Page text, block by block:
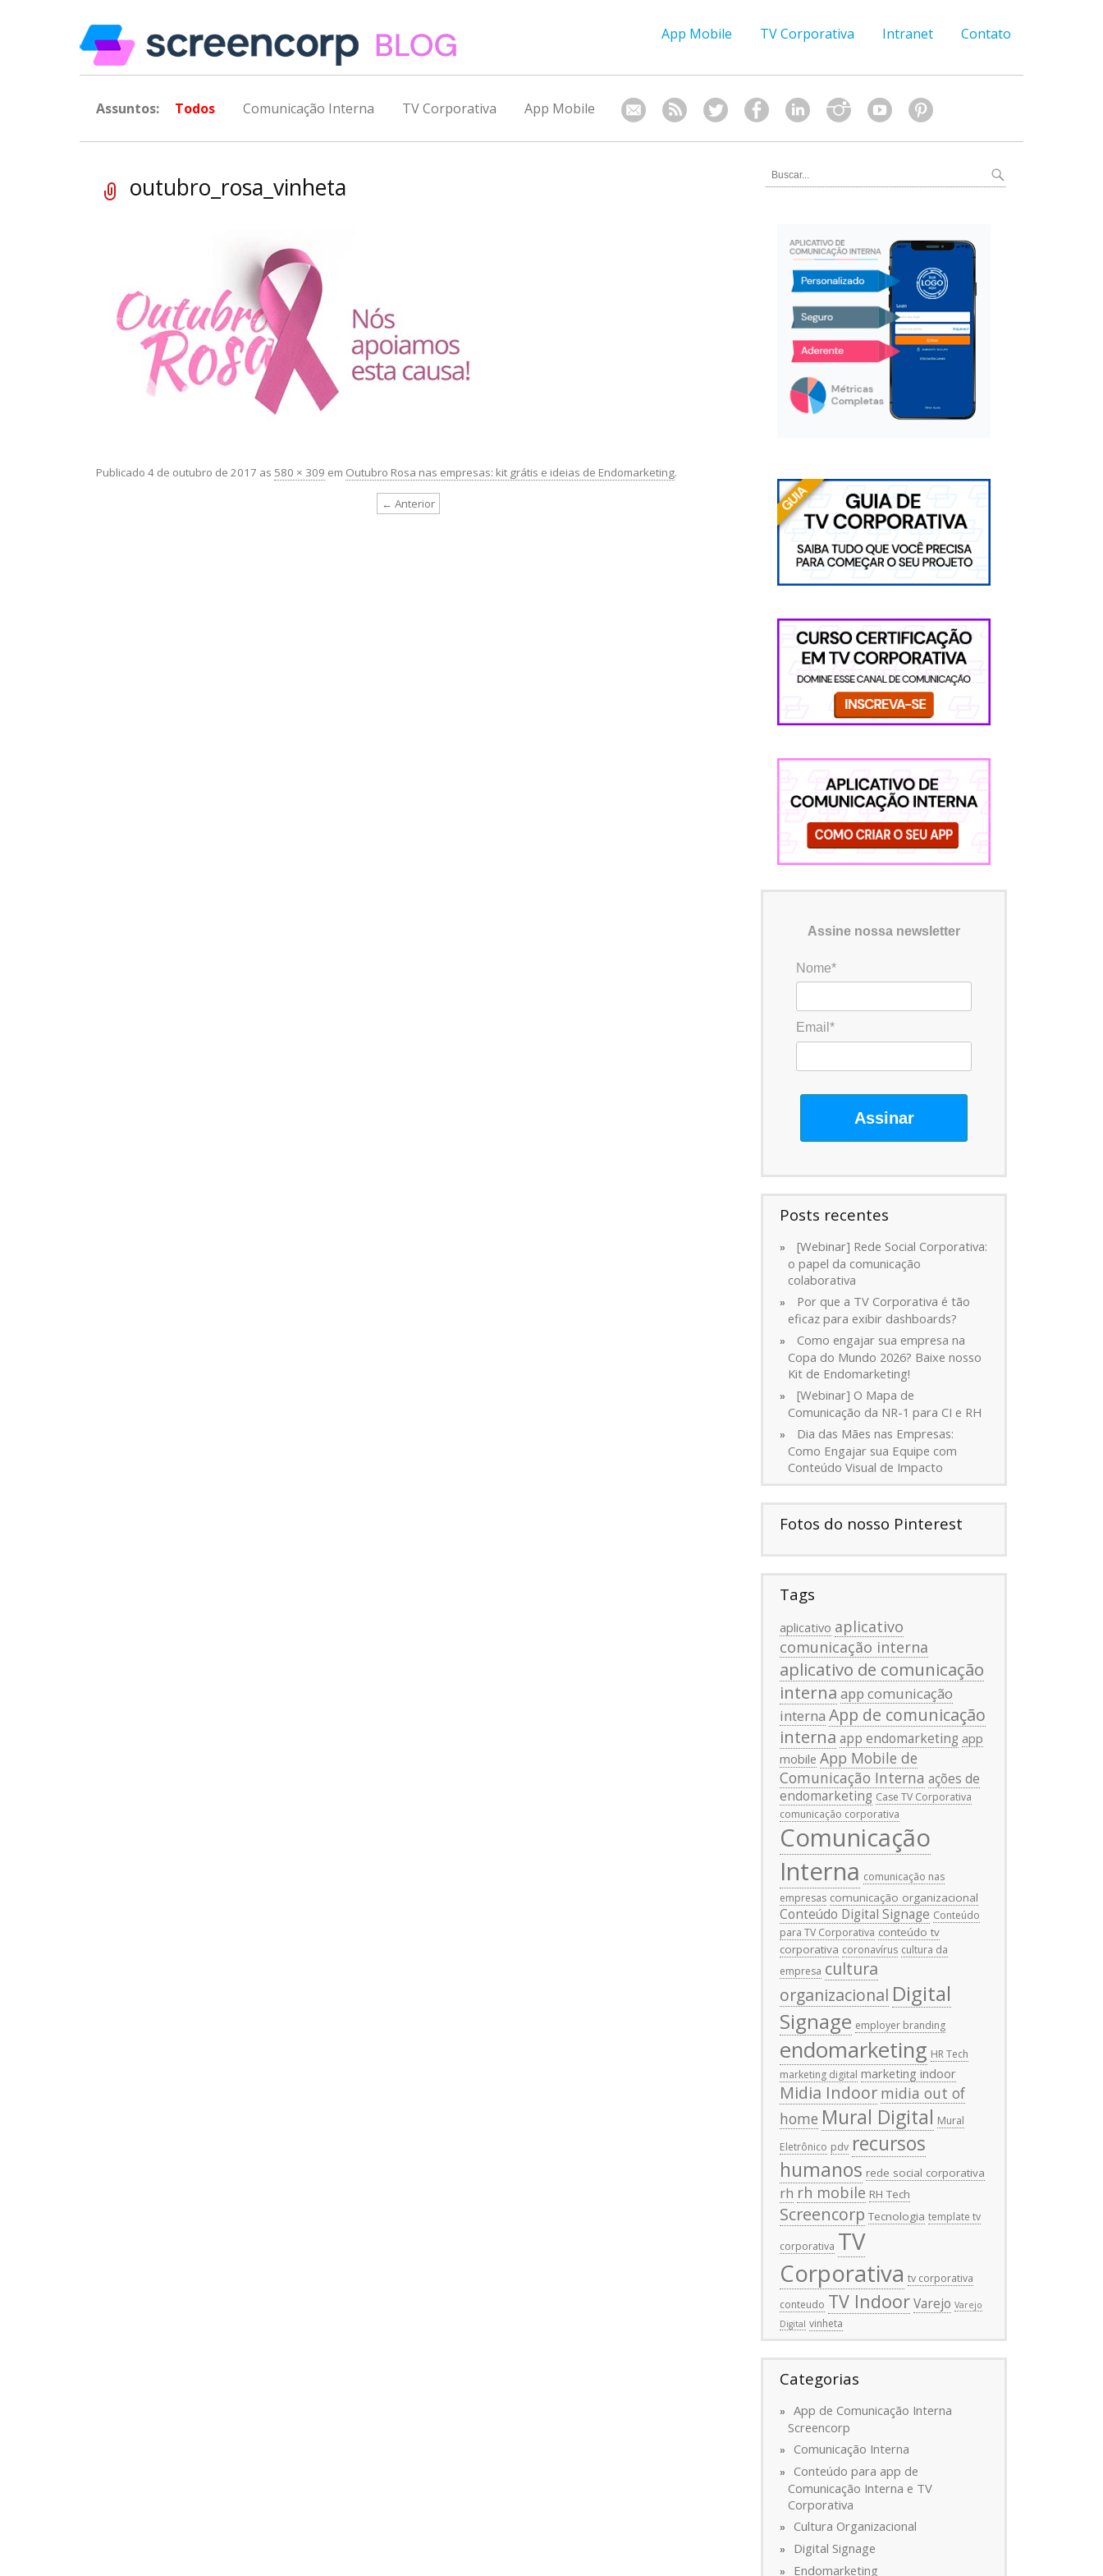
App Mobile TV Corporativa Intranet Contato
Assuntos: Todos Comunicação Interna TV Corporativa App Mobile
outubro_rosa_vinheta
Publicado 4 de outubro de 2017 as 580 × 309 em Outubro Rosa nas empresas: kit grátis e ideias de Endomarketing.
← Anterior
Assine nossa newsletter
Nome*
Email*
Assinar
Posts recentes
[Webinar] Rede Social Corporativa:
o papel da comunicação
colaborativa
Por que a TV Corporativa é tão
eficaz para exibir dashboards?
Como engajar sua empresa na
Copa do Mundo 2026? Baixe nosso
Kit de Endomarketing!
[Webinar] O Mapa de
Comunicação da NR-1 para CI e RH
Dia das Mães nas Empresas:
Como Engajar sua Equipe com
Conteúdo Visual de Impacto
Fotos do nosso Pinterest
Tags
aplicativo aplicativo
comunicação interna
aplicativo de comunicação
interna app comunicação
interna App de comunicação
interna app endomarketing app
mobile App Mobile de
Comunicação Interna ações de
endomarketing Case TV Corporativa
comunicação corporativa
Comunicação
Interna comunicação nas
empresas comunicação organizacional
Conteúdo Digital Signage Conteúdo
para TV Corporativa conteúdo tv
corporativa coronavírus cultura da
empresa cultura
organizacional Digital
Signage employer branding
endomarketing HR Tech
marketing digital marketing indoor
Midia Indoor midia out of
home Mural Digital Mural
Eletrônico pdv recursos
humanos rede social corporativa
rh rh mobile RH Tech
Screencorp Tecnologia template tv
corporativa TV
Corporativa tv corporativa
conteudo TV IndoorVarejo Varejo
Digital vinheta
Categorias
App de Comunicação Interna
Screencorp
Comunicação Interna
Conteúdo para app de
Comunicação Interna e TV
Corporativa
Cultura Organizacional
Digital Signage
Endomarketing